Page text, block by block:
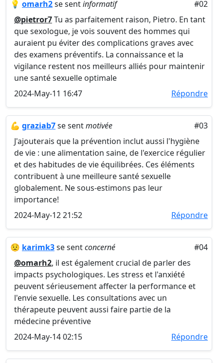
💡 omarh2se sentinformatif
#02
@pietror7Tu as parfaitement raison, Pietro. En tant
que sexologue, je vois souvent des hommes qui
auraient pu éviter des complications graves avec
des examens préventifs. La connaissance et la
vigilance restent nos meilleurs alliés pour maintenir
une santé sexuelle optimale
2024-May-11 16:47
Répondre
💪 graziab7se sentmotivée
#03
J'ajouterais que la prévention inclut aussi l'hygiène
de vie : une alimentation saine, de l'exercice régulier
et des habitudes de vie équilibrées. Ces éléments
contribuent à une meilleure santé sexuelle
globalement. Ne sous-estimons pas leur
importance!
2024-May-12 21:52
Répondre
😟 karimk3se sentconcerné
#04
@omarh2, il est également crucial de parler des
impacts psychologiques. Les stress et l'anxiété
peuvent sérieusement affecter la performance et
l'envie sexuelle. Les consultations avec un
thérapeute peuvent aussi faire partie de la
médecine préventive
2024-May-14 02:15
Répondre